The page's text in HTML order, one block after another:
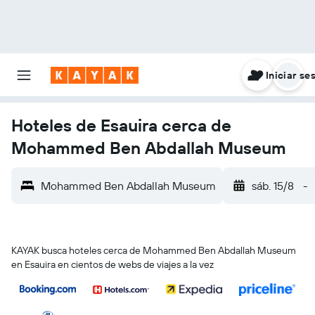
Iniciar
Hoteles de Esauira cerca de
Mohammed Ben Abdallah Museum
Mohammed Ben Abdallah Museum sáb. 15/8 -
KAYAK busca hoteles cerca de Mohammed Ben Abdallah Museum
en Esauira en cientos de webs de viajes a la vez